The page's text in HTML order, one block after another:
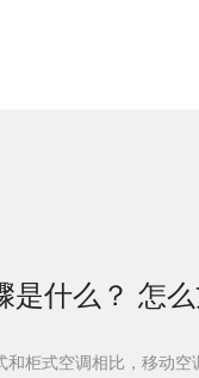
什么？ 怎么
柜式空调相比，移动